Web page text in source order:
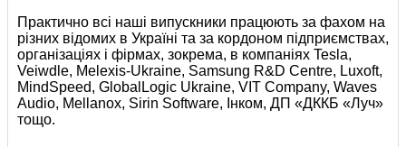
Практично всі наші випускники працюють за фахом на
різних відомих в Україні та за кордоном підприємствах,
організаціях і фірмах, зокрема, в компаніях Tesla,
Veiwdle, Melexis-Ukraine, Samsung R&D Centre, Luxoft,
MindSpeed, GlobalLogic Ukraine, VIT Company, Waves
Audio, Mellanox, Sirin Software, Інком, ДП «ДККБ «Луч»
тощо.